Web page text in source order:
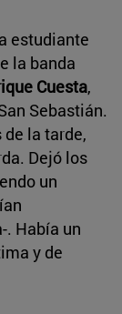
estudiante
la banda
Cuesta,
Sebastián.
de la tarde,
Dejó los
un
. Había un
y de